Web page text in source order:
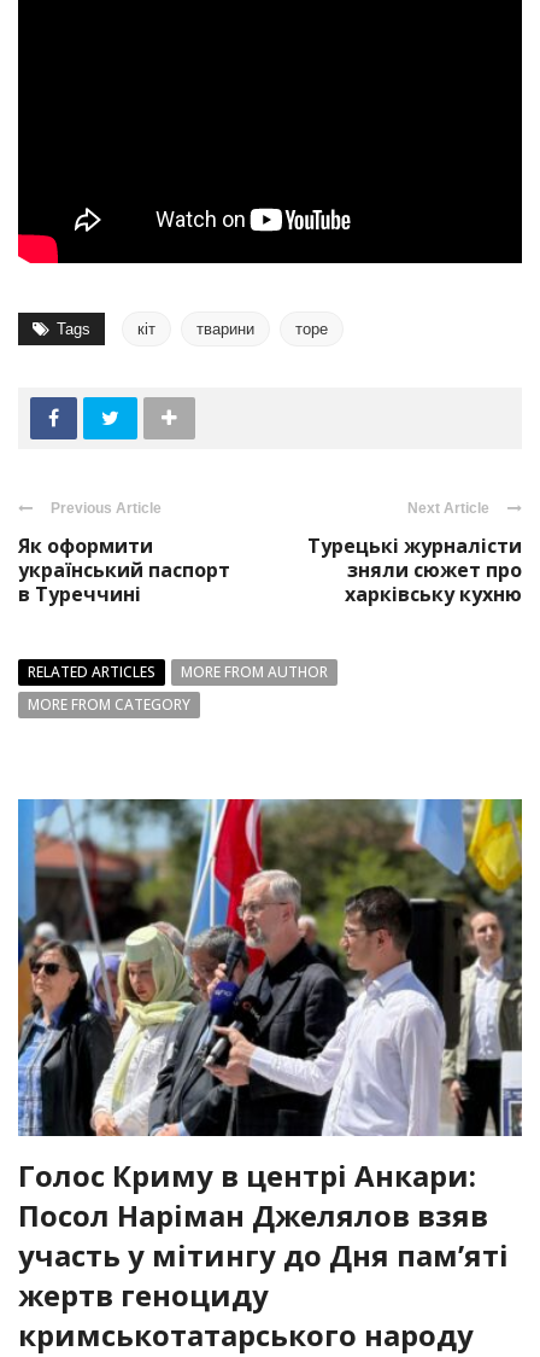
Tags кіт тварини торе
Previous Article
Як оформити
український паспорт
в Туреччині
Next Article
Турецькі журналісти
зняли сюжет про
харківську кухню
RELATED ARTICLES
MORE FROM AUTHOR
MORE FROM CATEGORY
Голос Криму в центрі Анкари:
Посол Наріман Джелялов взяв
участь у мітингу до Дня пам’яті
жертв геноциду
кримськотатарського народу